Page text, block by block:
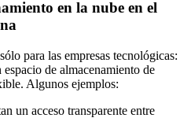
en la nube en el
para las empresas tecnológicas:
de almacenamiento de
Algunos ejemplos:
un acceso transparente entre